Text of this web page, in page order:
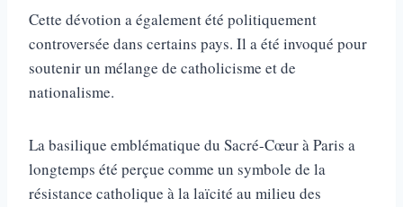
Cette dévotion a également été politiquement
controversée dans certains pays. Il a été invoqué pour
soutenir un mélange de catholicisme et de
nationalisme.
La basilique emblématique du Sacré-Cœur à Paris a
longtemps été perçue comme un symbole de la
résistance catholique à la laïcité au milieu des